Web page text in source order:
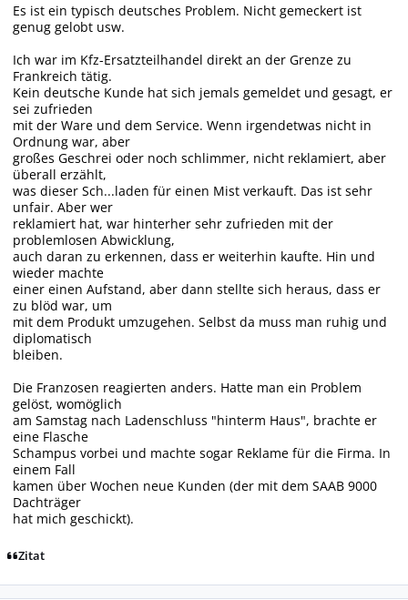
Es ist ein typisch deutsches Problem. Nicht gemeckert ist
genug gelobt usw.
Ich war im Kfz-Ersatzteilhandel direkt an der Grenze zu
Frankreich tätig.
Kein deutsche Kunde hat sich jemals gemeldet und gesagt, er
sei zufrieden
mit der Ware und dem Service. Wenn irgendetwas nicht in
Ordnung war, aber
großes Geschrei oder noch schlimmer, nicht reklamiert, aber
überall erzählt,
was dieser Sch...laden für einen Mist verkauft. Das ist sehr
unfair. Aber wer
reklamiert hat, war hinterher sehr zufrieden mit der
problemlosen Abwicklung,
auch daran zu erkennen, dass er weiterhin kaufte. Hin und
wieder machte
einer einen Aufstand, aber dann stellte sich heraus, dass er
zu blöd war, um
mit dem Produkt umzugehen. Selbst da muss man ruhig und
diplomatisch
bleiben.
Die Franzosen reagierten anders. Hatte man ein Problem
gelöst, womöglich
am Samstag nach Ladenschluss "hinterm Haus", brachte er
eine Flasche
Schampus vorbei und machte sogar Reklame für die Firma. In
einem Fall
kamen über Wochen neue Kunden (der mit dem SAAB 9000
Dachträger
hat mich geschickt).
Zitat